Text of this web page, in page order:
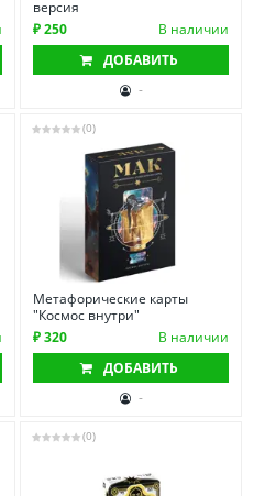
версия
₽ 250
В наличии
ДОБАВИТЬ
-
(0)
Метафорические карты
"Космос внутри"
₽ 320
В наличии
ДОБАВИТЬ
-
(0)